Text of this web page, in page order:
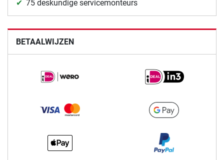
75 deskundige servicemonteurs
BETAALWIJZEN